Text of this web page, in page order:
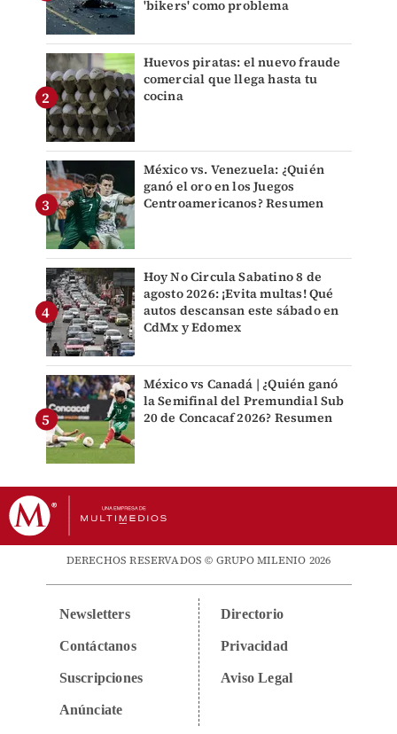
'bikers' como problema
Huevos piratas: el nuevo fraude
comercial que llega hasta tu
cocina
México vs. Venezuela: ¿Quién
ganó el oro en los Juegos
Centroamericanos? Resumen
Hoy No Circula Sabatino 8 de
agosto 2026: ¡Evita multas! Qué
autos descansan este sábado en
CdMx y Edomex
México vs Canadá | ¿Quién ganó
la Semifinal del Premundial Sub
20 de Concacaf 2026? Resumen
DERECHOS RESERVADOS © GRUPO MILENIO 2026
Newsletters
Contáctanos
Suscripciones
Anúnciate
Directorio
Privacidad
Aviso Legal